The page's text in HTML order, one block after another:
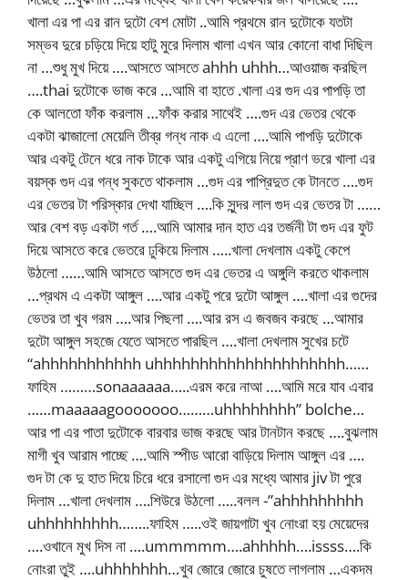
খালা এর পা এর রান দুটো বেশ মোটা ..আমি প্রথমে রান দুটোকে যতটা
সম্ভব দুরে চড়িয়ে দিয়ে হাটু মুরে দিলাম খালা এখন আর কোনো বাধা দিছিল
না …শুধু মুখ দিয়ে ….আসতে আসতে ahhh uhhh…আওয়াজ করছিল
….thai দুটোকে ভাজ করে …আমি বা হাতে .খালা এর গুদ এর পাপড়ি তা
কে আলতো ফাঁক করলাম …ফাঁক করার সাথেই ….গুদ এর ভেতর থেকে
একটা ঝাজালো মেয়েলি তীব্র গন্ধ নাক এ এলো ….আমি পাপড়ি দুটোকে
আর একটু টেনে ধরে নাক টাকে আর একটু এগিয়ে নিয়ে প্রাণ ভরে খালা এর
বয়স্ক গুদ এর গন্ধ সুকতে থাকলাম …গুদ এর পাপ্রিদুত কে টানতে ….গুদ
এর ভেতর টা পরিস্কার দেখা যাচ্ছিল ….কি সুন্দর লাল গুদ এর ভেতর টা ……
আর বেশ বড় একটা গর্ত ….আমি আমার দান হাত এর তর্জনী টা গুদ এর ফুট
দিয়ে আসতে করে ভেতরে ঢুকিয়ে দিলাম …..খালা দেখলাম একটু কেপে
উঠলো ……আমি আসতে আসতে গুদ এর ভেতর এ অঙ্গুলি করতে থাকলাম
…প্রথম এ একটা আঙ্গুল ….আর একটু পরে দুটো আঙ্গুল ….খালা এর গুদের
ভেতর তা খুব গরম ….আর পিছলা ….আর রস এ জবজব করছে …আমার
দুটো আঙ্গুল সহজে যেতে আসতে পারছিল ….খালা দেখলাম সুখের চটে
“ahhhhhhhhhhh uhhhhhhhhhhhhhhhhhhhhh……
ফাহিম ………sonaaaaaa…..এরম করে নাআ ….আমি মরে যাব এবার
……maaaaagooooooo………uhhhhhhhh” bolche…
আর পা এর পাতা দুটোকে বারবার ভাজ করছে আর টানটান করছে ….বুঝলাম
মাগী খুব আরাম পাচ্ছে ….আমি স্পীড আরো বাড়িয়ে দিলাম আঙ্গুল এর ….
গুদ টা কে দু হাত দিয়ে চিরে ধরে রসালো গুদ এর মধ্যে আমার jiv টা পুরে
দিলাম …খালা দেখলাম ….শিউরে উঠলো …..বলল -”ahhhhhhhhh
uhhhhhhhhh……..ফাহিম …..ওই জায়গাটা খুব নোংরা হয় মেয়েদের
….ওখানে মুখ দিস না ….ummmmm….ahhhhh….issss….কি
নোংরা তুই ….uhhhhhhh…খুব জোরে জোরে চুষতে লাগলাম …একদম